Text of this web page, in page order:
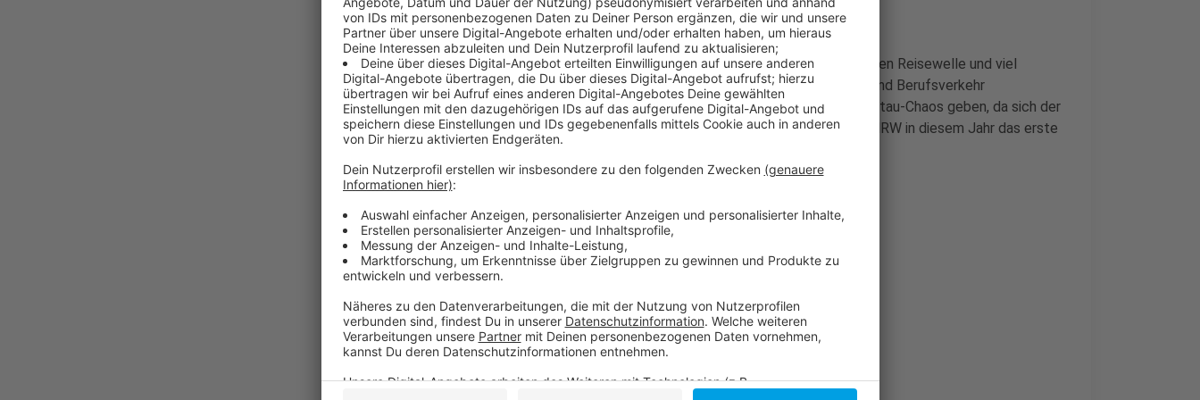
Der ADAC rechnet heute zwischen 14 und 19 Uhr mit einer größeren Reisewelle und viel
Verkehr auf den Autobahnen in NRW. Dann treffen Reiseverkehr und Berufsverkehr
aufeinander. Laut einem Sprecher des ADAC werde es aber kein Stau-Chaos geben, da sich der
Reiseverkehr in den Sommerferien häufig verteile. Außerdem ist NRW in diesem Jahr das erste
Bundesland, dass schon Ferien hat.
Weitere Infos und Links zu Thema
Anzeige
Hier informiert der Flughafen
Hier informiert der ADAC